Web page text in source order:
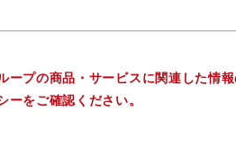
プの商品・サービスに関連した情
をご確認ください。